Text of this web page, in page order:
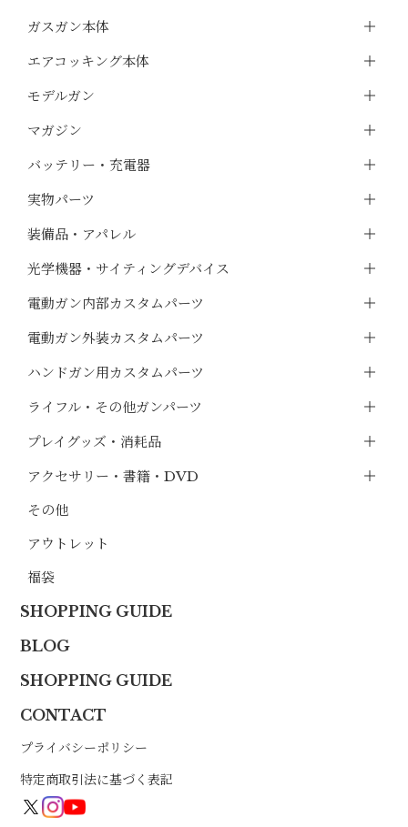
ガスガン本体
エアコッキング本体
モデルガン
マガジン
バッテリー・充電器
実物パーツ
装備品・アパレル
光学機器・サイティングデバイス
電動ガン内部カスタムパーツ
電動ガン外装カスタムパーツ
ハンドガン用カスタムパーツ
ライフル・その他ガンパーツ
プレイグッズ・消耗品
アクセサリー・書籍・DVD
その他
アウトレット
福袋
SHOPPING GUIDE
BLOG
SHOPPING GUIDE
CONTACT
プライバシーポリシー
特定商取引法に基づく表記